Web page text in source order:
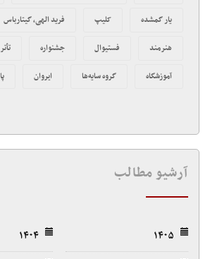
یار گمشده کلیپ فرید الهی، گیتارباس
هنرمند فستیوال جشنواره تأتر
آموزشگاه گروه سایه‌ها ایروان
آرشیو مطالب
۱۴۰۵
۱۴۰۴